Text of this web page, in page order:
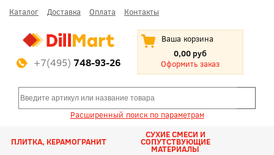
Каталог Доставка Оплата Контакты
+7(495) 748-93-26
Ваша корзина
0,00 руб
Оформить заказ
Расширенный поиск по параметрам
ПЛИТКА, КЕРАМОГРАНИТ
СУХИЕ СМЕСИ И
СОПУТСТВУЮЩИЕ
МАТЕРИАЛЫ